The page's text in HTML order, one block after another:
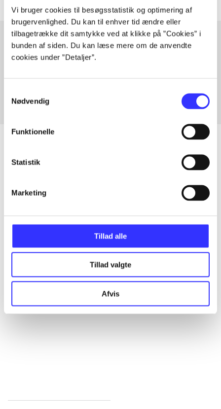
Vi bruger cookies til besøgsstatistik og optimering af
brugervenlighed. Du kan til enhver tid ændre eller
tilbagetrække dit samtykke ved at klikke på ”Cookies” i
bunden af siden. Du kan læse mere om de anvendte
cookies under ”Detaljer”.
Nødvendig
Funktionelle
Statistik
Marketing
Tillad alle
Tillad valgte
Afvis
Artikler med samme emner
...
...